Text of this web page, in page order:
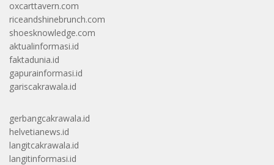
oxcarttavern.com
riceandshinebrunch.com
shoesknowledge.com
aktualinformasi.id
faktadunia.id
gapurainformasi.id
gariscakrawala.id
gerbangcakrawala.id
helvetianews.id
langitcakrawala.id
langitinformasi.id